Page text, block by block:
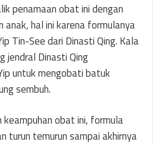
penamaan obat ini dengan
hal ini karena formulanya
Tin-See dari Dinasti Qing. Kala
jendral Dinasti Qing
untuk mengobati batuk
sembuh.
obat ini, formula
turun temurun sampai akhirnya